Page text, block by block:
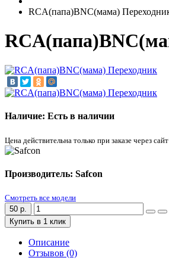
RCA(папа)BNC(мама)
Наличие: Есть в наличии
Цена действительна только при заказе через
Производитель: Safcon
Смотреть все модели
50 р.
Купить в 1 клик
Описание
Отзывов (0)